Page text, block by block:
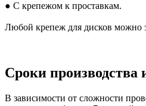
● С крепежом к проставкам.
Любой крепеж для дисков можно
Сроки производства
В зависимости от сложности